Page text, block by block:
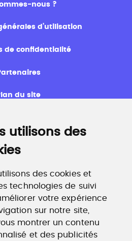
utilisons des
des cookies et
technologies de suivi
votre expérience
sur notre site,
montrer un contenu
et des publicités
nous ?
d’utilisation
de confidentialité
du site
Emploi
culturel 784.000 visites et
des formations aux métiers
la culture.
formation.com